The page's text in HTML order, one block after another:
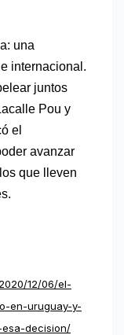
una
internacional.
juntos
Pou y
el
avanzar
que lleven
12/06/el-
en-uruguay-y-
decision/